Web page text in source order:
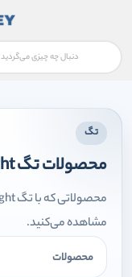
تگ
محصولات تگ dying light
مشاهده می‌کنید.
محصولات